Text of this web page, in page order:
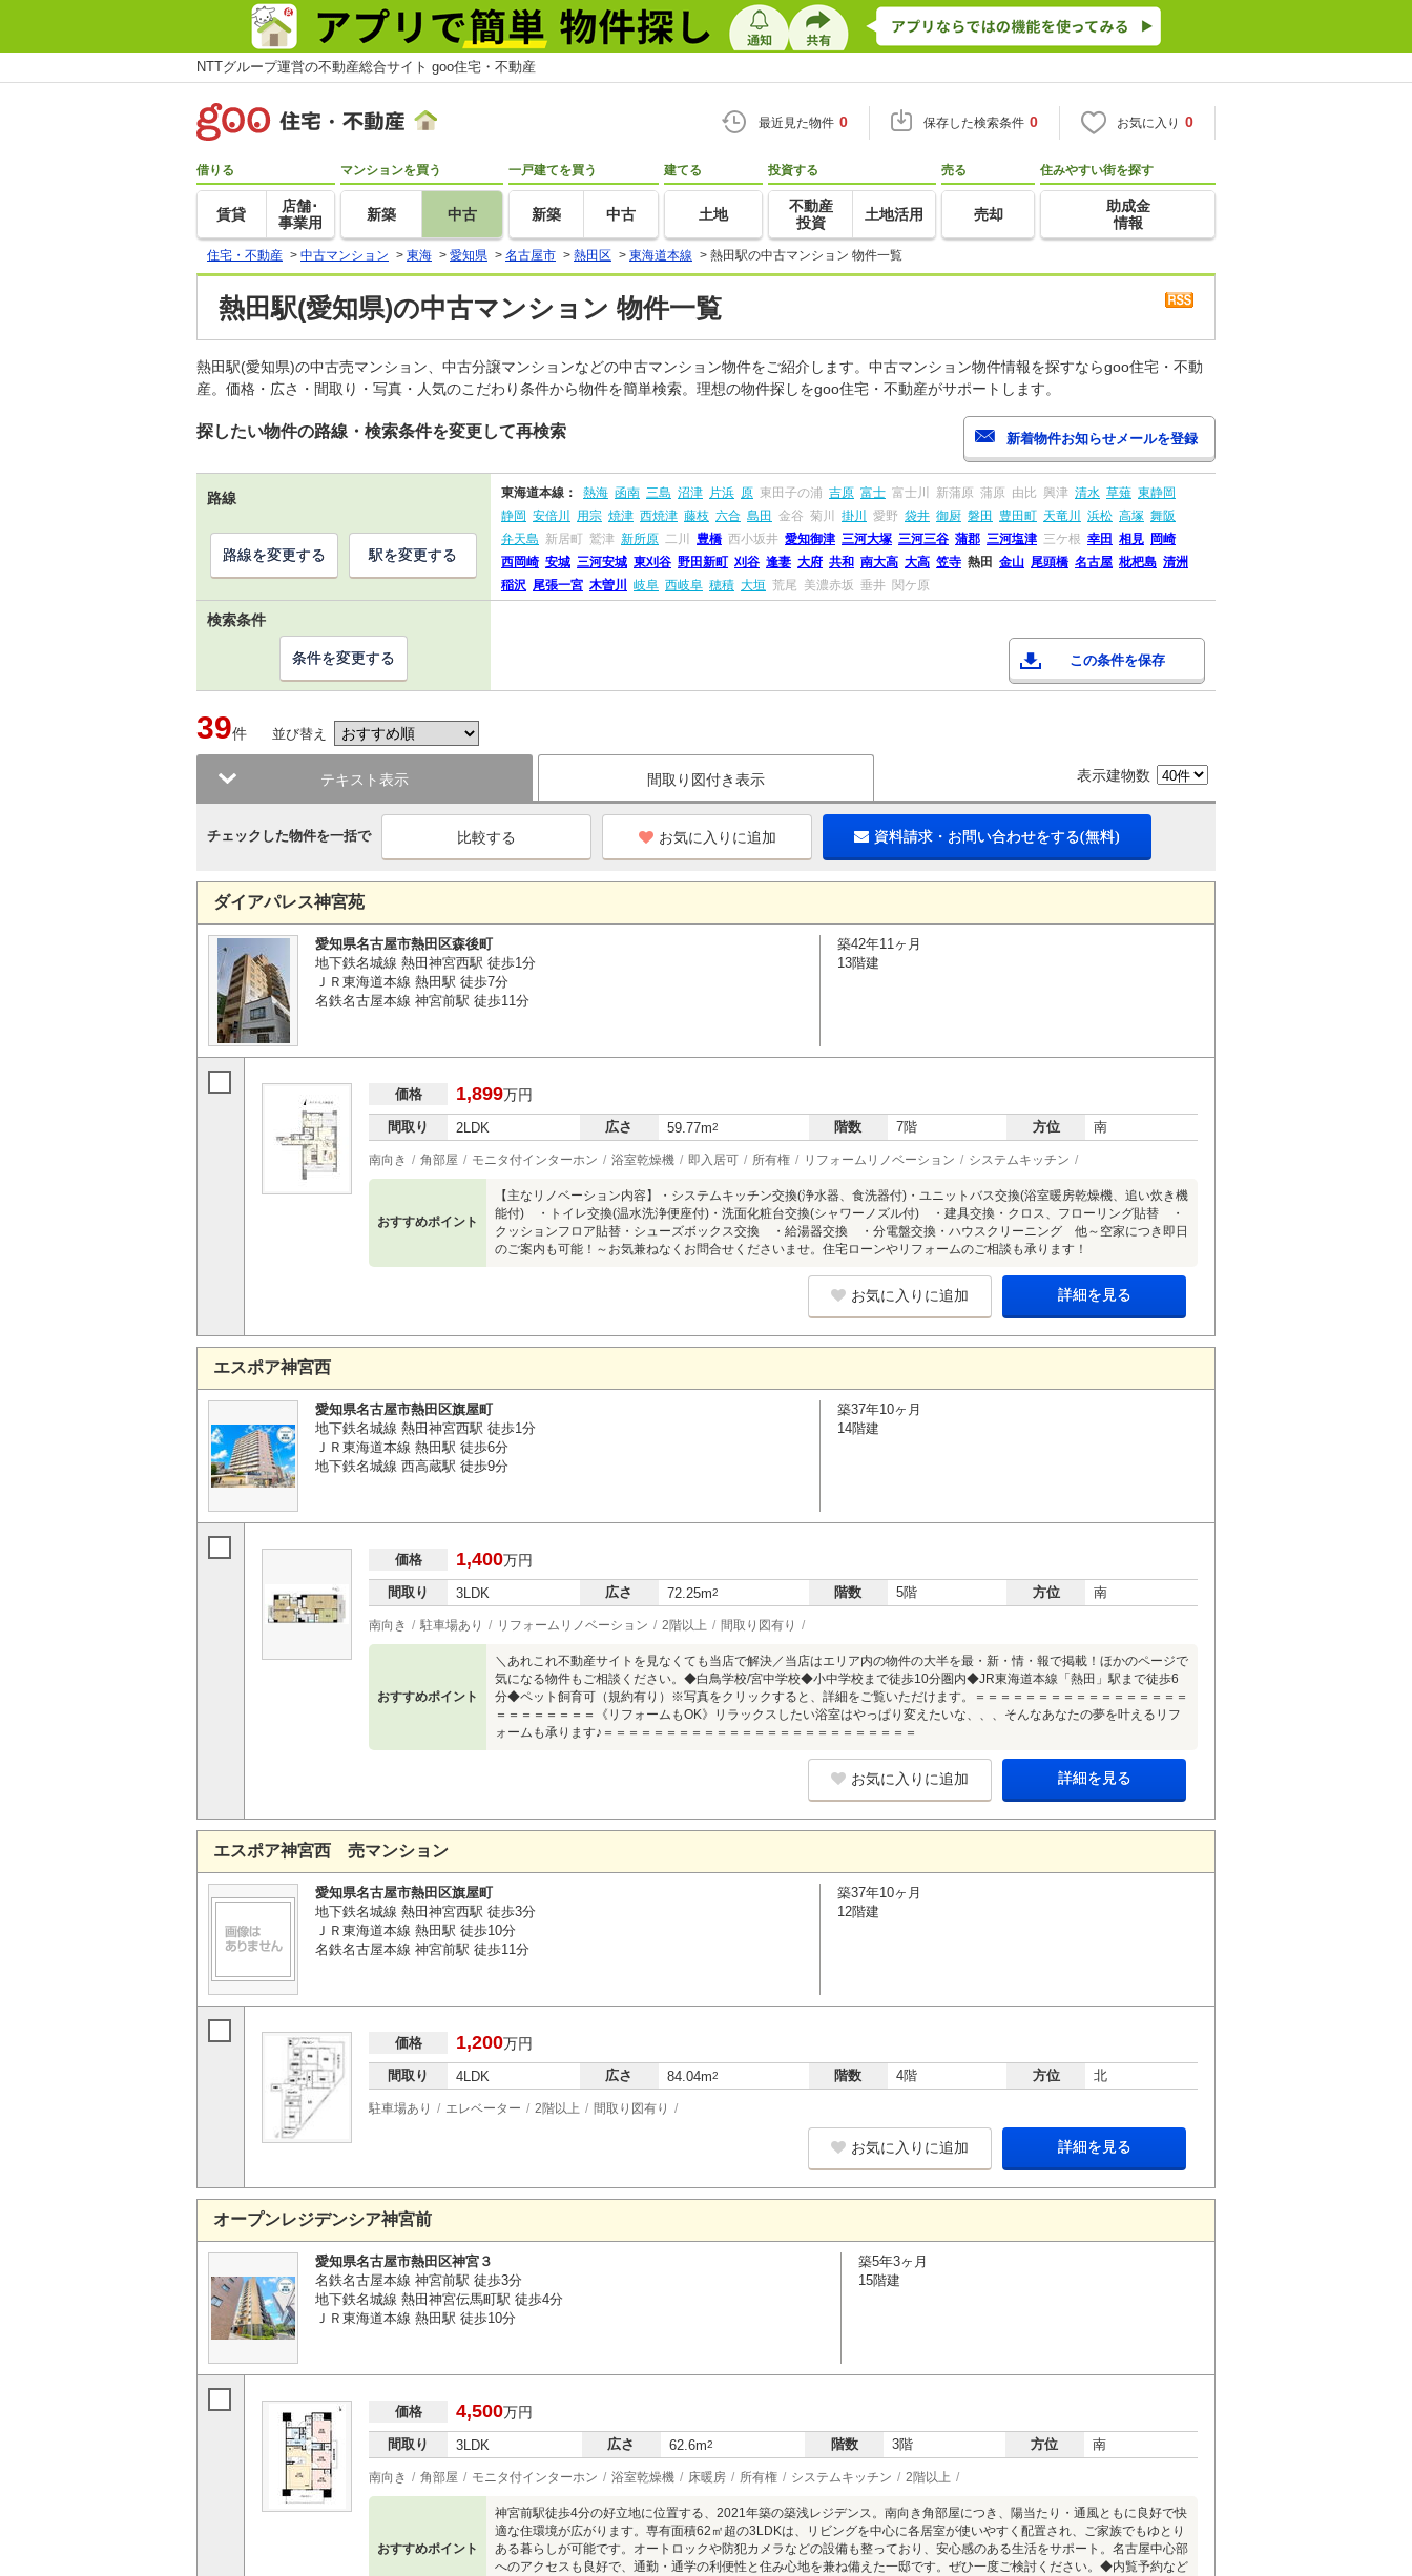
NTTグループ運営の不動産総合サイト goo住宅・不動産
最近見た物件 0 保存した検索条件 0 お気に入り 0
借りる
賃貸
店舗･
事業用
マンションを買う
新築 中古
一戸建てを買う
新築 中古
建てる
土地
投資する
不動産
投資
土地活用
売る
売却
住みやすい街を探す
助成金
情報
住宅・不動産 > 中古マンション > 東海 > 愛知県 > 名古屋市 > 熱田区 > 東海道本線 > 熱田駅の中古マンション 物件一覧
熱田駅(愛知県)の中古マンション 物件一覧
熱田駅(愛知県)の中古売マンション、中古分譲マンションなどの中古マンション物件をご紹介します。中古マンション物件情報を探すならgoo住宅・不動
産。価格・広さ・間取り・写真・人気のこだわり条件から物件を簡単検索。理想の物件探しをgoo住宅・不動産がサポートします。
探したい物件の路線・検索条件を変更して再検索
路線 東海道本線： 熱海 函南 三島 沼津 片浜 原 東田子の浦 吉原 富士 富士川 新蒲原 蒲原 由比 興津 清水 草薙 東静岡
静岡 安倍川 用宗 焼津 西焼津 藤枝 六合 島田 金谷 菊川 掛川 愛野 袋井 御厨 磐田 豊田町 天竜川 浜松 高塚 舞阪
弁天島 新居町 鷲津 新所原 二川 豊橋 西小坂井 愛知御津 三河大塚 三河三谷 蒲郡 三河塩津 三ケ根 幸田 相見 岡崎
西岡崎 安城 三河安城 東刈谷 野田新町 刈谷 逢妻 大府 共和 南大高 大高 笠寺 熱田 金山 尾頭橋 名古屋 枇杷島 清洲
稲沢 尾張一宮 木曽川 岐阜 西岐阜 穂積 大垣 荒尾 美濃赤坂 垂井 関ケ原
路線を変更する 駅を変更する
検索条件
この条件を保存
条件を変更する
39件 並び替え
テキスト表示 間取り図付き表示 表示建物数
チェックした物件を一括で お気に入りに追加 資料請求・お問い合わせをする(無料)
ダイアパレス神宮苑
愛知県名古屋市熱田区森後町
地下鉄名城線 熱田神宮西駅 徒歩1分
ＪＲ東海道本線 熱田駅 徒歩7分
名鉄名古屋本線 神宮前駅 徒歩11分
築42年11ヶ月
13階建
価格 1,899万円
間取り 2LDK 広さ 59.77m2 階数 7階 方位 南
南向き 角部屋 モニタ付インターホン 浴室乾燥機 即入居可 所有権 リフォームリノベーション システムキッチン
おすすめポイント
【主なリノベーション内容】・システムキッチン交換(浄水器、食洗器付)・ユニットバス交換(浴室暖房乾燥機、追い炊き機
能付) ・トイレ交換(温水洗浄便座付)・洗面化粧台交換(シャワーノズル付) ・建具交換・クロス、フローリング貼替 ・
クッションフロア貼替・シューズボックス交換 ・給湯器交換 ・分電盤交換・ハウスクリーニング 他～空家につき即日
のご案内も可能！～お気兼ねなくお問合せくださいませ。住宅ローンやリフォームのご相談も承ります！
お気に入りに追加 詳細を見る
エスポア神宮西
愛知県名古屋市熱田区旗屋町
地下鉄名城線 熱田神宮西駅 徒歩1分
ＪＲ東海道本線 熱田駅 徒歩6分
地下鉄名城線 西高蔵駅 徒歩9分
築37年10ヶ月
14階建
価格 1,400万円
間取り 3LDK 広さ 72.25m2 階数 5階 方位 南
南向き 駐車場あり リフォームリノベーション 2階以上 間取り図有り
おすすめポイント
＼あれこれ不動産サイトを見なくても当店で解決／当店はエリア内の物件の大半を最・新・情・報で掲載！ほかのページで
気になる物件もご相談ください。◆白鳥学校/宮中学校◆小中学校まで徒歩10分圏内◆JR東海道本線「熱田」駅まで徒歩6
分◆ペット飼育可（規約有り）※写真をクリックすると、詳細をご覧いただけます。＝＝＝＝＝＝＝＝＝＝＝＝＝＝＝＝＝
＝＝＝＝＝＝＝＝《リフォームもOK》リラックスしたい浴室はやっぱり変えたいな、、、そんなあなたの夢を叶えるリフ
ォームも承ります♪＝＝＝＝＝＝＝＝＝＝＝＝＝＝＝＝＝＝＝＝＝＝＝＝＝
お気に入りに追加 詳細を見る
エスポア神宮西 売マンション
愛知県名古屋市熱田区旗屋町
地下鉄名城線 熱田神宮西駅 徒歩3分
ＪＲ東海道本線 熱田駅 徒歩10分
名鉄名古屋本線 神宮前駅 徒歩11分
築37年10ヶ月
12階建
価格 1,200万円
間取り 4LDK 広さ 84.04m2 階数 4階 方位 北
駐車場あり エレベーター 2階以上 間取り図有り
お気に入りに追加 詳細を見る
オープンレジデンシア神宮前
愛知県名古屋市熱田区神宮３
名鉄名古屋本線 神宮前駅 徒歩3分
地下鉄名城線 熱田神宮伝馬町駅 徒歩4分
ＪＲ東海道本線 熱田駅 徒歩10分
築5年3ヶ月
15階建
価格 4,500万円
間取り 3LDK 広さ 62.6m2 階数 3階 方位 南
南向き 角部屋 モニタ付インターホン 浴室乾燥機 床暖房 所有権 システムキッチン 2階以上
おすすめポイント
神宮前駅徒歩4分の好立地に位置する、2021年築の築浅レジデンス。南向き角部屋につき、陽当たり・通風ともに良好で快
適な住環境が広がります。専有面積62㎡超の3LDKは、リビングを中心に各居室が使いやすく配置され、ご家族でもゆとり
ある暮らしが可能です。オートロックや防犯カメラなどの設備も整っており、安心感のある生活をサポート。名古屋中心部
へのアクセスも良好で、通勤・通学の利便性と住み心地を兼ね備えた一邸です。ぜひ一度ご検討ください。◆内覧予約など